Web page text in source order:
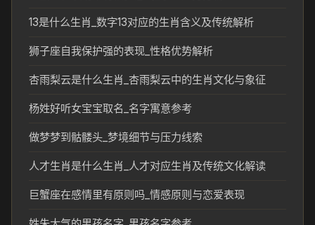
13是什么生肖_数字13对应的生肖含义及传统解析
狮子座自我保护强的表现_性格优势解析
杏雨梨云是什么生肖_杏雨梨云中的生肖文化与象征
杨姓好听女宝宝取名_名字寓意参考
做梦梦到骷髅头_梦境细节与压力线索
人才生肖是什么生肖_人才对应生肖及传统文化解读
巨蟹座在感情里有原则吗_情感原则与恋爱表现